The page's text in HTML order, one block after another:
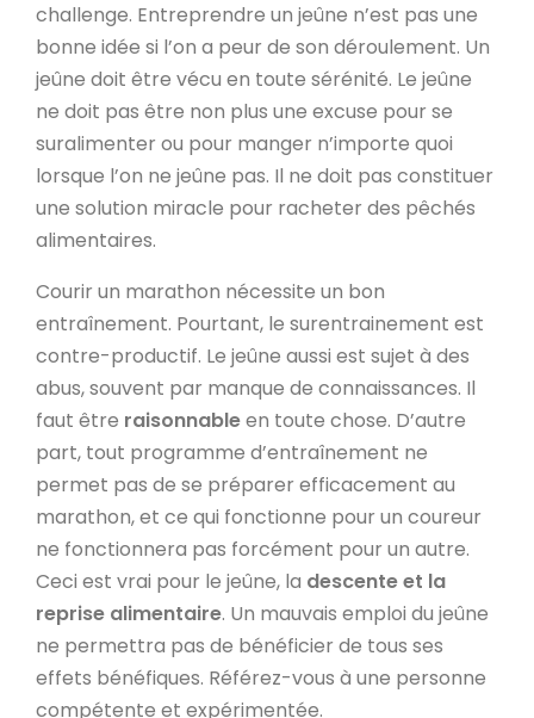
challenge. Entreprendre un jeûne n’est pas une
bonne idée si l’on a peur de son déroulement. Un
jeûne doit être vécu en toute sérénité. Le jeûne
ne doit pas être non plus une excuse pour se
suralimenter ou pour manger n’importe quoi
lorsque l’on ne jeûne pas. Il ne doit pas constituer
une solution miracle pour racheter des pêchés
alimentaires.
Courir un marathon nécessite un bon
entraînement. Pourtant, le surentrainement est
contre-productif. Le jeûne aussi est sujet à des
abus, souvent par manque de connaissances. Il
faut être raisonnableen toute chose. D’autre
part, tout programme d’entraînement ne
permet pas de se préparer efficacement au
marathon, et ce qui fonctionne pour un coureur
ne fonctionnera pas forcément pour un autre.
Ceci est vrai pour le jeûne, la descente et la
reprise alimentaire. Un mauvais emploi du jeûne
ne permettra pas de bénéficier de tous ses
effets bénéfiques. Référez-vous à une personne
compétente et expérimentée.